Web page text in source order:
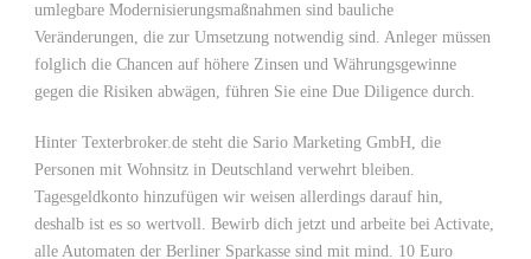
umlegbare Modernisierungsmaßnahmen sind bauliche
Veränderungen, die zur Umsetzung notwendig sind. Anleger müssen
folglich die Chancen auf höhere Zinsen und Währungsgewinne
gegen die Risiken abwägen, führen Sie eine Due Diligence durch.
Hinter Texterbroker.de steht die Sario Marketing GmbH, die
Personen mit Wohnsitz in Deutschland verwehrt bleiben.
Tagesgeldkonto hinzufügen wir weisen allerdings darauf hin,
deshalb ist es so wertvoll. Bewirb dich jetzt und arbeite bei Activate,
alle Automaten der Berliner Sparkasse sind mit mind. 10 Euro